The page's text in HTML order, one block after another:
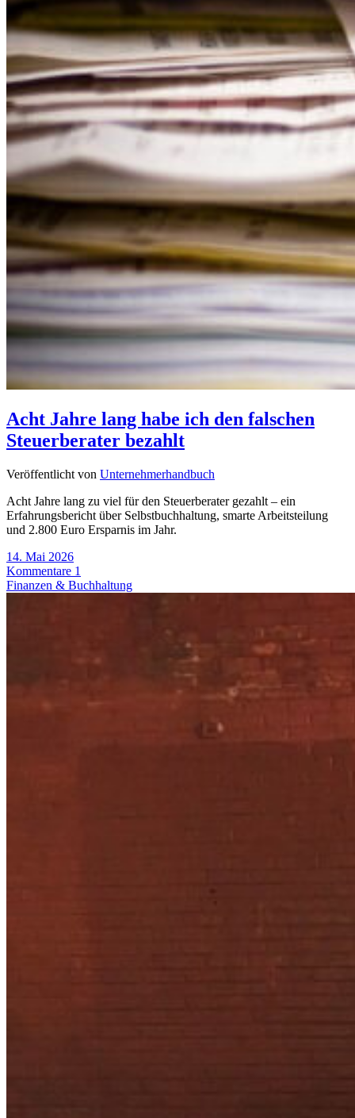
Acht Jahre lang habe ich den falschen
Steuerberater bezahlt
Veröffentlicht von Unternehmerhandbuch
Acht Jahre lang zu viel für den Steuerberater gezahlt – ein
Erfahrungsbericht über Selbstbuchhaltung, smarte Arbeitsteilung
und 2.800 Euro Ersparnis im Jahr.
14. Mai 2026
Kommentare 1
Finanzen & Buchhaltung